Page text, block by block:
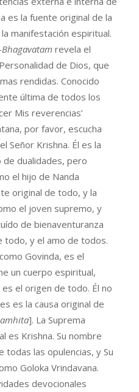
es la fuente original de la
manifestación espiritual.
revela el
de Dios, que
rendidas. Conocido
última de todos los
Mis reverencias’
por favor, escucha
Señor Krishna. Él es la
dualidades, pero
el hijo de Nanda
original de todo, y la
el joven supremo, y
de bienaventuranza
todo, y el amo de todos.
Govinda, es el
un cuerpo espiritual,
el origen de todo. Él no
es la causa original de
]. La Suprema
es Krishna. Su nombre
todas las opulencias, y Su
Goloka Vrindavana.
devocionales